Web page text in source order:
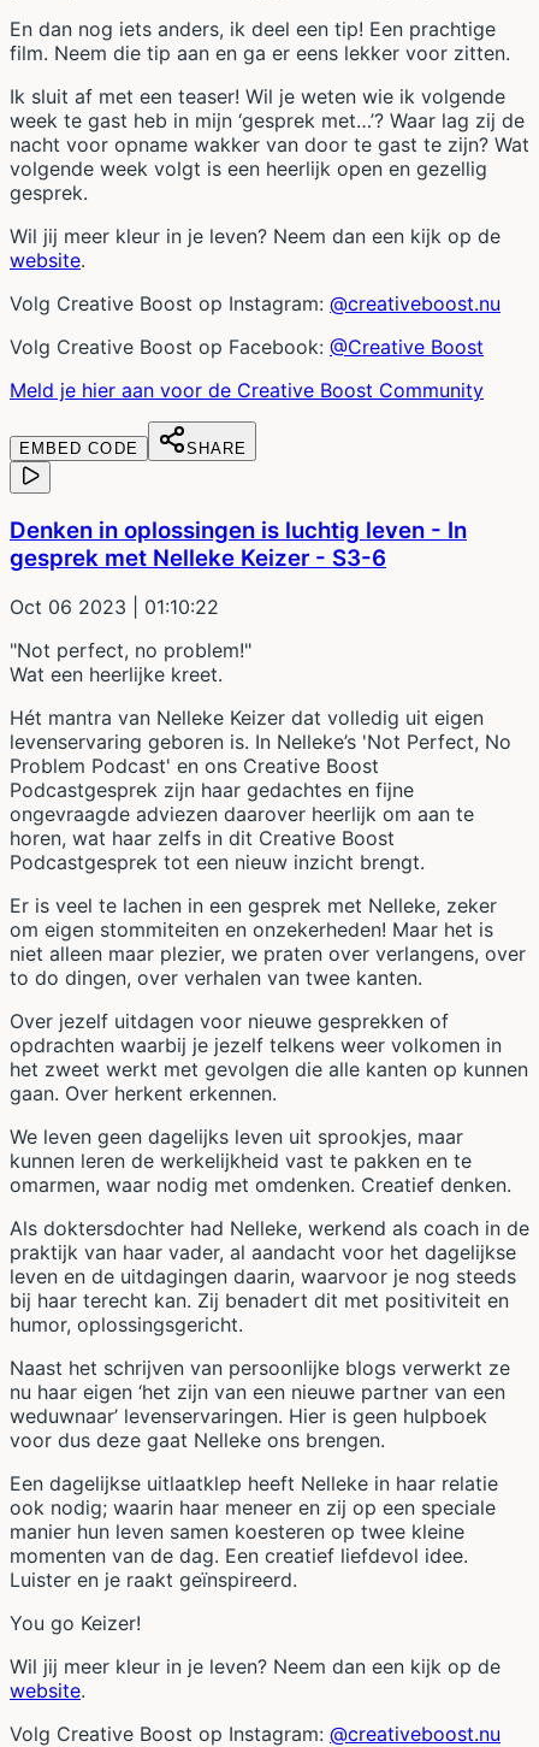
En dan nog iets anders, ik deel een tip! Een prachtige
film. Neem die tip aan en ga er eens lekker voor zitten.
Ik sluit af met een teaser! Wil je weten wie ik volgende
week te gast heb in mijn ‘gesprek met…’? Waar lag zij de
nacht voor opname wakker van door te gast te zijn? Wat
volgende week volgt is een heerlijk open en gezellig
gesprek.
Wil jij meer kleur in je leven? Neem dan een kijk op de
website.
Volg Creative Boost op Instagram: @creativeboost.nu
Volg Creative Boost op Facebook: @Creative Boost
Meld je hier aan voor de Creative Boost Community
EMBED CODE SHARE
Denken in oplossingen is luchtig leven - In
gesprek met Nelleke Keizer - S3-6
Oct 06 2023 | 01:10:22
"Not perfect, no problem!"
Wat een heerlijke kreet.
Hét mantra van Nelleke Keizer dat volledig uit eigen
levenservaring geboren is. In Nelleke’s 'Not Perfect, No
Problem Podcast' en ons Creative Boost
Podcastgesprek zijn haar gedachtes en fijne
ongevraagde adviezen daarover heerlijk om aan te
horen, wat haar zelfs in dit Creative Boost
Podcastgesprek tot een nieuw inzicht brengt.
Er is veel te lachen in een gesprek met Nelleke, zeker
om eigen stommiteiten en onzekerheden! Maar het is
niet alleen maar plezier, we praten over verlangens, over
to do dingen, over verhalen van twee kanten.
Over jezelf uitdagen voor nieuwe gesprekken of
opdrachten waarbij je jezelf telkens weer volkomen in
het zweet werkt met gevolgen die alle kanten op kunnen
gaan. Over herkent erkennen.
We leven geen dagelijks leven uit sprookjes, maar
kunnen leren de werkelijkheid vast te pakken en te
omarmen, waar nodig met omdenken. Creatief denken.
Als doktersdochter had Nelleke, werkend als coach in de
praktijk van haar vader, al aandacht voor het dagelijkse
leven en de uitdagingen daarin, waarvoor je nog steeds
bij haar terecht kan. Zij benadert dit met positiviteit en
humor, oplossingsgericht.
Naast het schrijven van persoonlijke blogs verwerkt ze
nu haar eigen ‘het zijn van een nieuwe partner van een
weduwnaar’ levenservaringen. Hier is geen hulpboek
voor dus deze gaat Nelleke ons brengen.
Een dagelijkse uitlaatklep heeft Nelleke in haar relatie
ook nodig; waarin haar meneer en zij op een speciale
manier hun leven samen koesteren op twee kleine
momenten van de dag. Een creatief liefdevol idee.
Luister en je raakt geïnspireerd.
You go Keizer!
Wil jij meer kleur in je leven? Neem dan een kijk op de
website.
Volg Creative Boost op Instagram: @creativeboost.nu